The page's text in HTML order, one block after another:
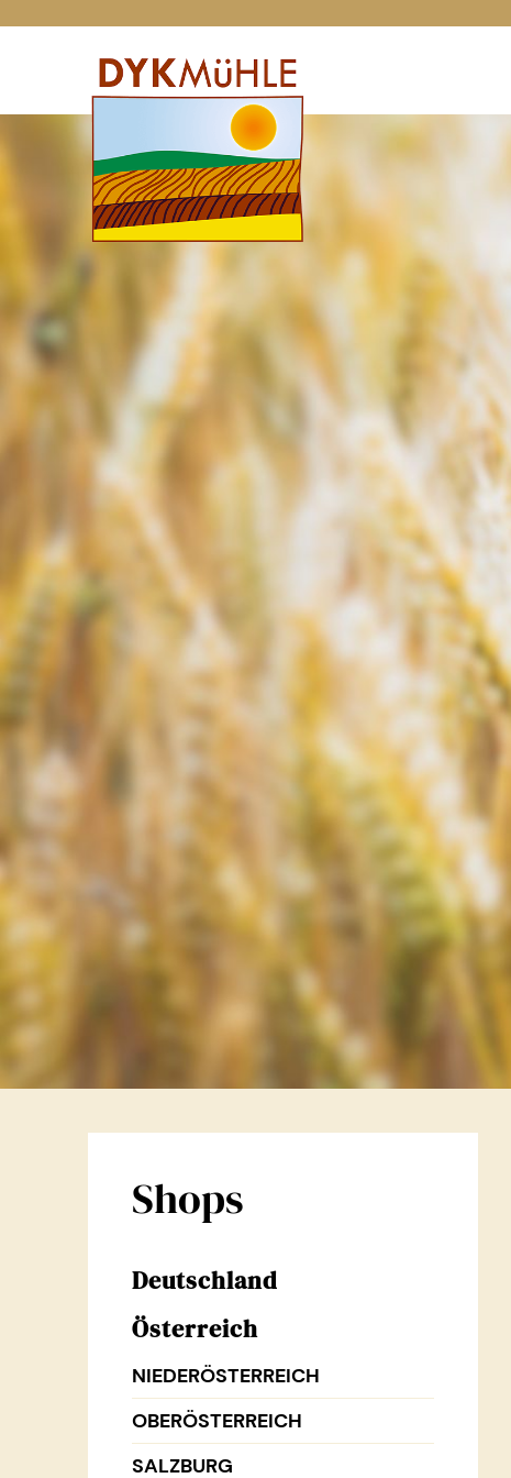
Shops
Deutschland
Österreich
NIEDERÖSTERREICH
OBERÖSTERREICH
SALZBURG